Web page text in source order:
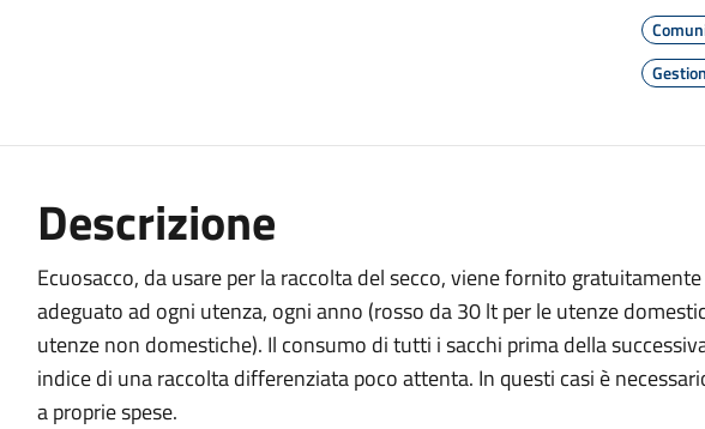
Descrizione
Ecuosacco, da usare per la raccolta del secco, viene fornito
adeguato ad ogni utenza, ogni anno (rosso da 30 lt per le utenze
utenze non domestiche). Il consumo di tutti i sacchi prima della
indice di una raccolta differenziata poco attenta. In questi casi è
a proprie spese.